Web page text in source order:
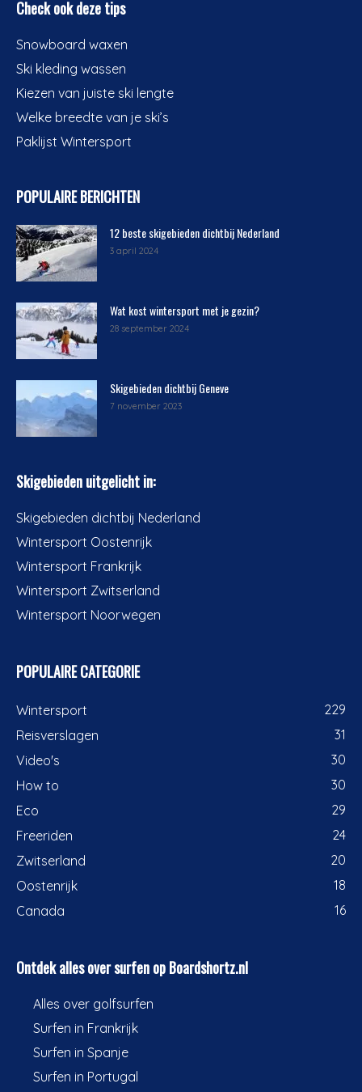
Check ook deze tips
Snowboard waxen
Ski kleding wassen
Kiezen van juiste ski lengte
Welke breedte van je ski’s
Paklijst Wintersport
POPULAIRE BERICHTEN
12 beste skigebieden dichtbij Nederland
3 april 2024
Wat kost wintersport met je gezin?
28 september 2024
Skigebieden dichtbij Geneve
7 november 2023
Skigebieden uitgelicht in:
Skigebieden dichtbij Nederland
Wintersport Oostenrijk
Wintersport Frankrijk
Wintersport Zwitserland
Wintersport Noorwegen
POPULAIRE CATEGORIE
Wintersport
229
Reisverslagen
31
Video's
30
How to
30
Eco
29
Freeriden
24
Zwitserland
20
Oostenrijk
18
Canada
16
Ontdek alles over surfen op Boardshortz.nl
Alles over golfsurfen
Surfen in Frankrijk
Surfen in Spanje
Surfen in Portugal